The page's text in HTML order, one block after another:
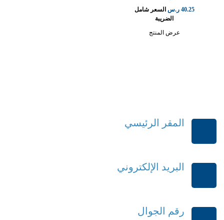
40.25 ر.س السعر شامل
الضريبة
عرض المنتج
المقر الرئيسي
البريد الإلكتروني
رقم الجوال